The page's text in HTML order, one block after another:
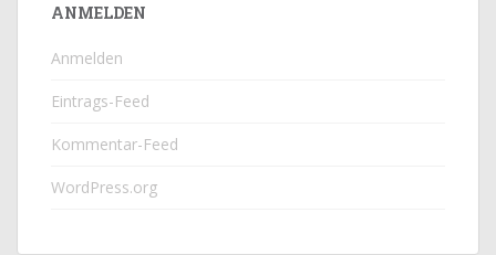
ANMELDEN
Anmelden
Eintrags-Feed
Kommentar-Feed
WordPress.org